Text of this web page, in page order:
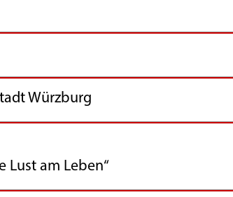
Würzburg
am Leben“